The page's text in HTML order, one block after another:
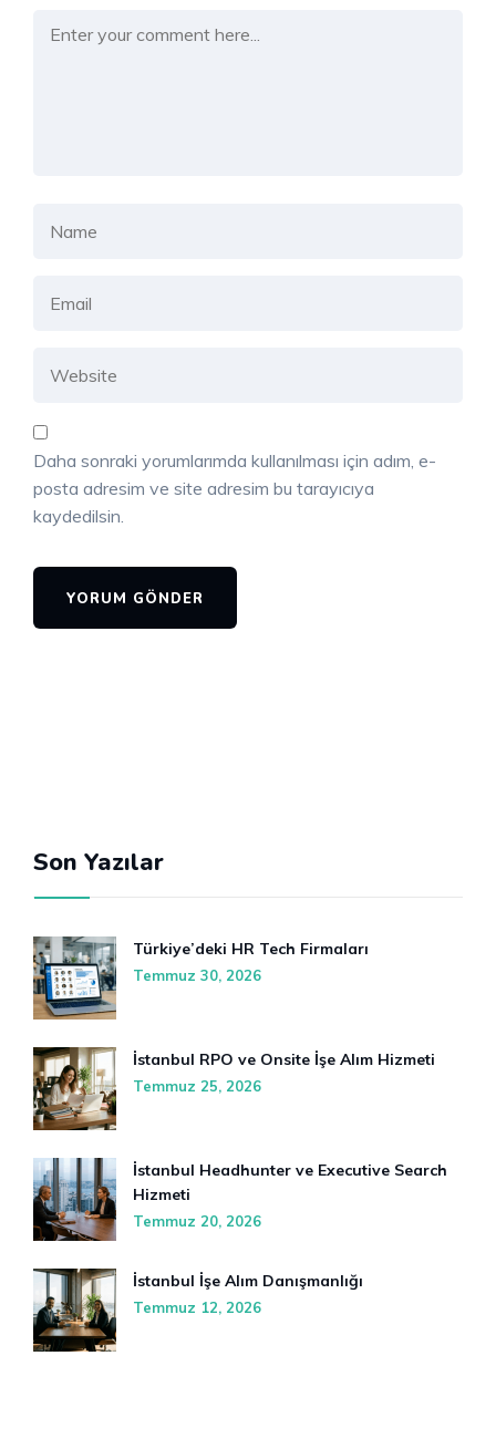
Daha sonraki yorumlarımda kullanılması için adım, e-
posta adresim ve site adresim bu tarayıcıya
kaydedilsin.
Son Yazılar
Türkiye’deki HR Tech Firmaları
Temmuz 30, 2026
İstanbul RPO ve Onsite İşe Alım Hizmeti
Temmuz 25, 2026
İstanbul Headhunter ve Executive Search
Hizmeti
Temmuz 20, 2026
İstanbul İşe Alım Danışmanlığı
Temmuz 12, 2026